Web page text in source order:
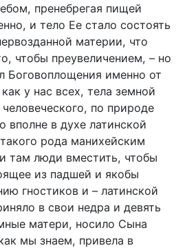
пренебрегая пищей
и тело Ее стало состоять
материи, что
чтобы преувеличением, – но
Боговоплощения именно от
у нас всех, тела земной
по природе
вполне в духе латинской
рода манихейским
там люди вместить, чтобы
из падшей и якобы
гностиков и – латинской
в свои недра и девять
матери, носило Сына
мы знаем, привела в